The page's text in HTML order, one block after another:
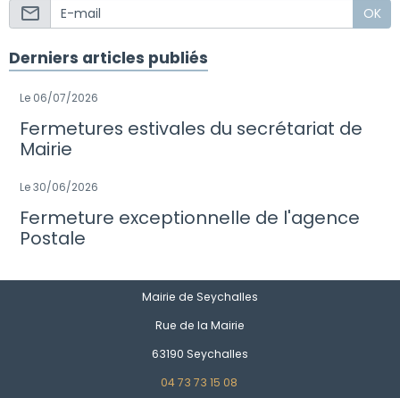
OK
Derniers articles publiés
Le 06/07/2026
Fermetures estivales du secrétariat de
Mairie
Le 30/06/2026
Fermeture exceptionnelle de l'agence
Postale
Mairie de Seychalles
Rue de la Mairie
63190 Seychalles
04 73 73 15 08